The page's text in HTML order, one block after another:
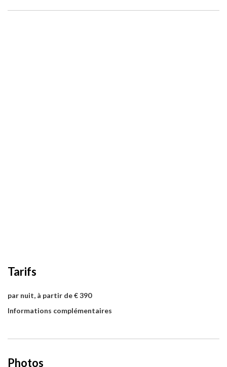
Tarifs
par nuit, à partir de € 390
Informations complémentaires
Photos